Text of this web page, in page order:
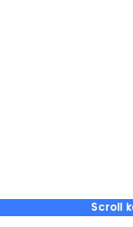
Scroll